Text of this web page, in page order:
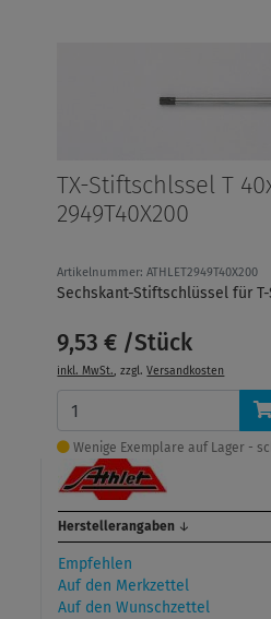
TX-Stiftschlssel T
2949T40X200
Artikelnummer: ATHLET2949T40X200
Sechskant-Stiftschlüssel für
9,53 € /Stück
inkl. MwSt., zzgl.Versandkosten
Wenige Exemplare auf Lager -
Herstellerangaben ↓
Empfehlen
Auf den Merkzettel
Auf den Wunschzettel